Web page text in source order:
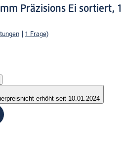
Präzisions Ei sortiert, 1
1 Frage)
nicht erhöht seit 10.01.2024